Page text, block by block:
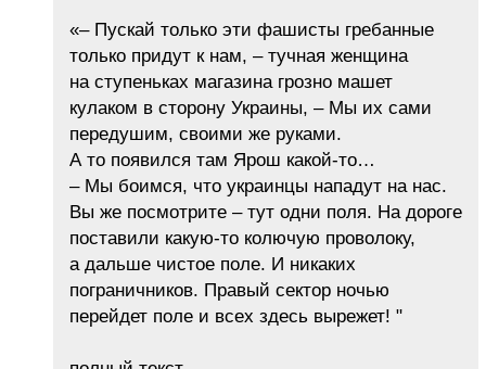
«– Пускай только эти фашисты гребанные
только придут к нам, – тучная женщина
на ступеньках магазина грозно машет
кулаком в сторону Украины, – Мы их сами
передушим, своими же руками.
А то появился там Ярош какой-то…
– Мы боимся, что украинцы нападут на нас.
Вы же посмотрите – тут одни поля. На дороге
поставили какую-то колючую проволоку,
а дальше чистое поле. И никаких
пограничников. Правый сектор ночью
перейдет поле и всех здесь вырежет! "